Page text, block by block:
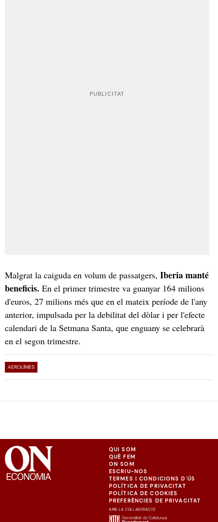
Malgrat la caiguda en volum de passatgers, Iberia manté
beneficis. En el primer trimestre va guanyar 164 milions
d'euros, 27 milions més que en el mateix període de l'any
anterior, impulsada per la debilitat del dòlar i per l'efecte
calendari de la Setmana Santa, que enguany se celebrarà
en el segon trimestre.
AEROLÍNIES
QUI SOM
QUÈ FEM
ON SOM
ESCRIU-NOS
TERMES I CONDICIONS D'ÚS
POLÍTICA DE PRIVACITAT
POLÍTICA DE COOKIES
PREFERÈNCIES DE PRIVACITAT
AMB LA COL·LABORACIÓ: